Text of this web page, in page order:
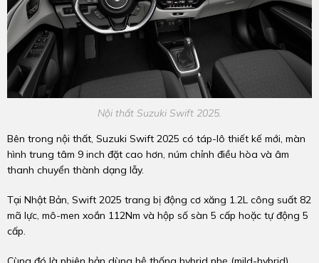
Nội thất Suzuki Swift 2025.
Bên trong nội thất, Suzuki Swift 2025 có táp-lô thiết kế mới, màn
hình trung tâm 9 inch đặt cao hơn, núm chỉnh điều hòa và âm
thanh chuyển thành dạng lẫy.
Tại Nhật Bản, Swift 2025 trang bị động cơ xăng 1.2L công suất 82
mã lực, mô-men xoắn 112Nm và hộp số sàn 5 cấp hoặc tự động 5
cấp.